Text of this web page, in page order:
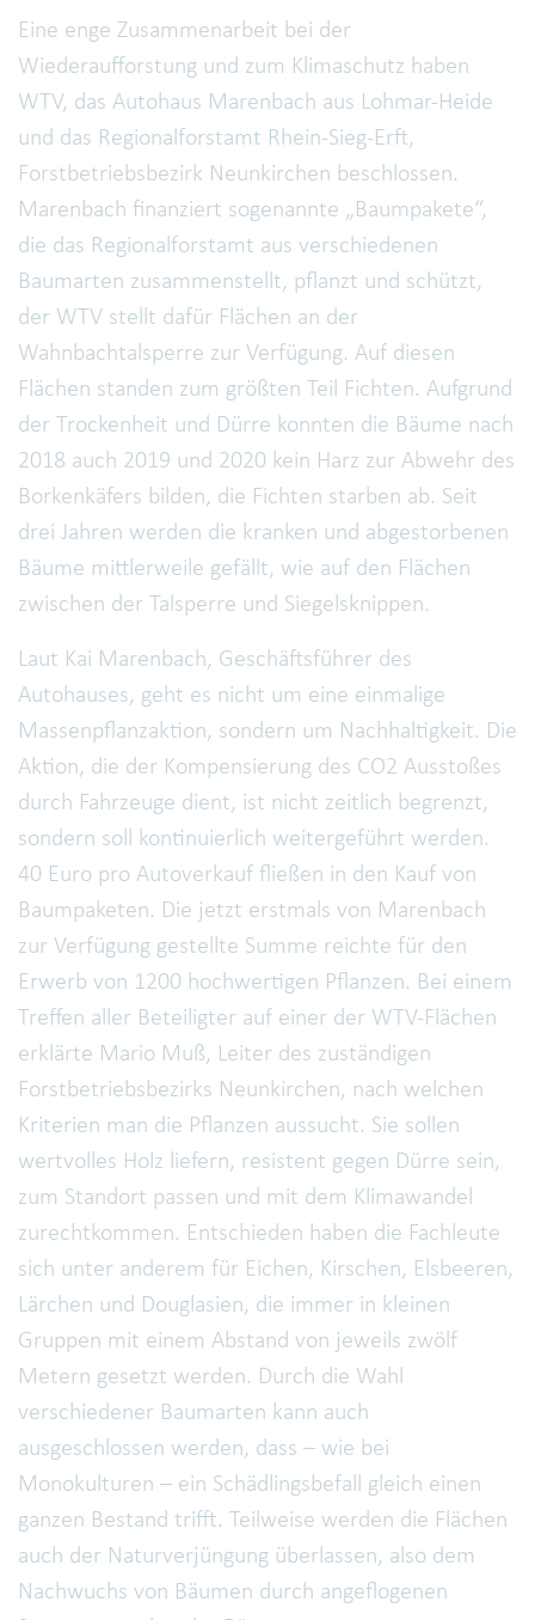
Eine enge Zusammenarbeit bei der
Wiederaufforstung und zum Klimaschutz haben
WTV, das Autohaus Marenbach aus Lohmar-Heide
und das Regionalforstamt Rhein-Sieg-Erft,
Forstbetriebsbezirk Neunkirchen beschlossen.
Marenbach finanziert sogenannte „Baumpakete“,
die das Regionalforstamt aus verschiedenen
Baumarten zusammenstellt, pflanzt und schützt,
der WTV stellt dafür Flächen an der
Wahnbachtalsperre zur Verfügung. Auf diesen
Flächen standen zum größten Teil Fichten. Aufgrund
der Trockenheit und Dürre konnten die Bäume nach
2018 auch 2019 und 2020 kein Harz zur Abwehr des
Borkenkäfers bilden, die Fichten starben ab. Seit
drei Jahren werden die kranken und abgestorbenen
Bäume mittlerweile gefällt, wie auf den Flächen
zwischen der Talsperre und Siegelsknippen.
Laut Kai Marenbach, Geschäftsführer des
Autohauses, geht es nicht um eine einmalige
Massenpflanzaktion, sondern um Nachhaltigkeit. Die
Aktion, die der Kompensierung des CO2 Ausstoßes
durch Fahrzeuge dient, ist nicht zeitlich begrenzt,
sondern soll kontinuierlich weitergeführt werden.
40 Euro pro Autoverkauf fließen in den Kauf von
Baumpaketen. Die jetzt erstmals von Marenbach
zur Verfügung gestellte Summe reichte für den
Erwerb von 1200 hochwertigen Pflanzen. Bei einem
Treffen aller Beteiligter auf einer der WTV-Flächen
erklärte Mario Muß, Leiter des zuständigen
Forstbetriebsbezirks Neunkirchen, nach welchen
Kriterien man die Pflanzen aussucht. Sie sollen
wertvolles Holz liefern, resistent gegen Dürre sein,
zum Standort passen und mit dem Klimawandel
zurechtkommen. Entschieden haben die Fachleute
sich unter anderem für Eichen, Kirschen, Elsbeeren,
Lärchen und Douglasien, die immer in kleinen
Gruppen mit einem Abstand von jeweils zwölf
Metern gesetzt werden. Durch die Wahl
verschiedener Baumarten kann auch
ausgeschlossen werden, dass – wie bei
Monokulturen – ein Schädlingsbefall gleich einen
ganzen Bestand trifft. Teilweise werden die Flächen
auch der Naturverjüngung überlassen, also dem
Nachwuchs von Bäumen durch angeflogenen